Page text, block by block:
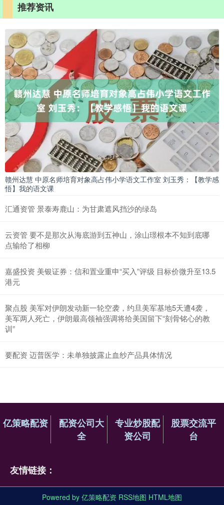
推荐资讯
赣州达慧 中原名师培育对象高占伟小学语文工作室 刘玉秀：【教学感
悟】我的语文课
汇通资管 景泰寿鹿山：为甘肃遮风挡沙的绿岛
云资管 要不是那次从海底游到五神山，涂山璟根本不知到底哪
点输给了相柳
嘉盛投资 美银证券：信和置业重申“买入”评级 目标价微升至13.5
港元
聚点股 美军对伊朗发动新一轮空袭，约旦美军基地5天遭4袭，
美军两人死亡，伊朗最高领袖强调将给美国留下“刻骨铭心的教
训”
要配资 迈普医学：未单独披露止血纱产品具体情况
亿策略配资
配资公司大
全
专业炒股配
资公司
股票交流平
台
友情链接：
Powered by 亿策略配资 RSS地图 HTML地图